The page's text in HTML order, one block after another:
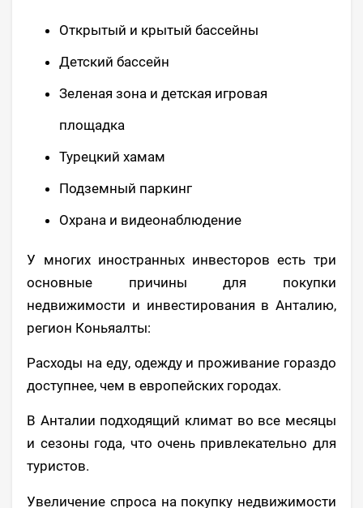
Открытый и крытый бассейны
Детский бассейн
Зеленая зона и детская игровая
площадка
Турецкий хамам
Подземный паркинг
Охрана и видеонаблюдение
У многих иностранных инвесторов есть три
основные причины для покупки
недвижимости и инвестирования в Анталию,
регион Коньяалты:
Расходы на еду, одежду и проживание гораздо
доступнее, чем в европейских городах.
В Анталии подходящий климат во все месяцы
и сезоны года, что очень привлекательно для
туристов.
Увеличение спроса на покупку недвижимости